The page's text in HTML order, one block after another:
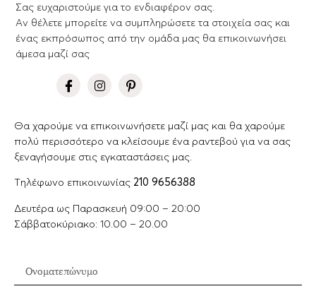
Σας ευχαριστούμε για το ενδιαφέρον σας.
Aν θέλετε μπορείτε να συμπληρώσετε τα στοιχεία σας και
ένας εκπρόσωπος από την ομάδα μας θα επικοινωνήσει
άμεσα μαζί σας
Θα χαρούμε να επικοινωνήσετε μαζί μας και θα χαρούμε
πολύ περισσότερο να κλείσουμε ένα ραντεβού για να σας
ξεναγήσουμε στις εγκαταστάσεις μας.
Tηλέφωνο επικοινωνίας 210 9656388
Δευτέρα ως Παρασκευή 09:00 – 20:00
Σάββατοκύριακο: 10.00 – 20.00